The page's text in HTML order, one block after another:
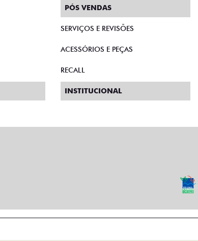
PÓS VENDAS
SERVIÇOS E REVISÕES
ACESSÓRIOS E PEÇAS
RECALL
INSTITUCIONAL